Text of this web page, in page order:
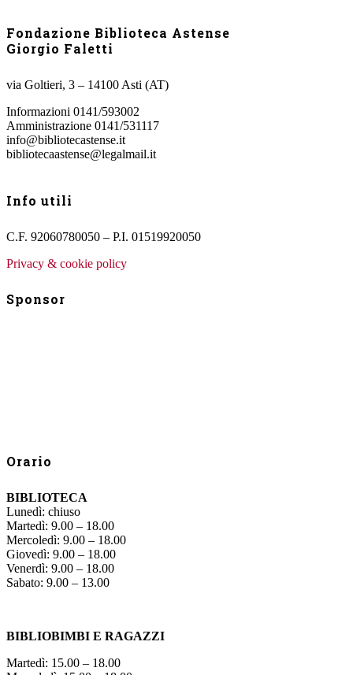
Fondazione Biblioteca Astense
Giorgio Faletti
via Goltieri, 3 – 14100 Asti (AT)
Informazioni 0141/593002
Amministrazione 0141/531117
info@bibliotecastense.it
bibliotecaastense@legalmail.it
Info utili
C.F. 92060780050 – P.I. 01519920050
Privacy & cookie policy
Sponsor
Orario
BIBLIOTECA
Lunedì: chiuso
Martedì: 9.00 – 18.00
Mercoledì: 9.00 – 18.00
Giovedì: 9.00 – 18.00
Venerdì: 9.00 – 18.00
Sabato: 9.00 – 13.00
BIBLIOBIMBI E RAGAZZI
Martedì: 15.00 – 18.00